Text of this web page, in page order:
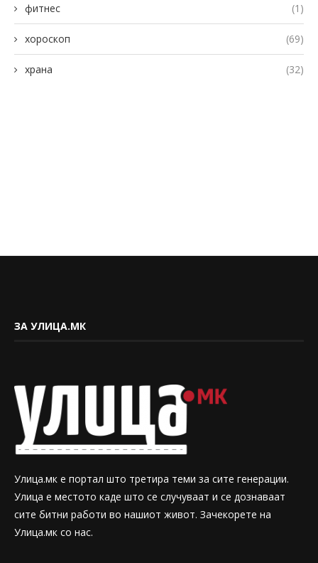
фитнес (1)
хороскоп (69)
храна (32)
ЗА УЛИЦА.МК
Улица.мк е портал што третира теми за сите генерации.
Улица е местото каде што се случуваат и се дознаваат
сите битни работи во нашиот живот. Зачекорете на
Улица.мк со нас.